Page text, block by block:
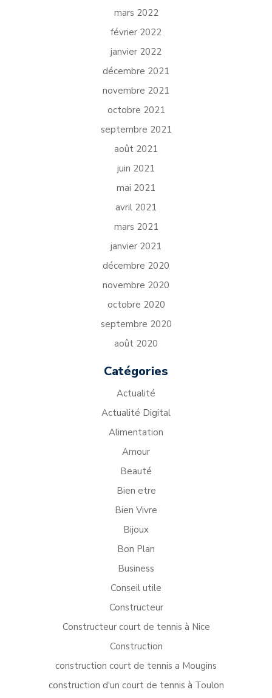
mars 2022
février 2022
janvier 2022
décembre 2021
novembre 2021
octobre 2021
septembre 2021
août 2021
juin 2021
mai 2021
avril 2021
mars 2021
janvier 2021
décembre 2020
novembre 2020
octobre 2020
septembre 2020
août 2020
Catégories
Actualité
Actualité Digital
Alimentation
Amour
Beauté
Bien etre
Bien Vivre
Bijoux
Bon Plan
Business
Conseil utile
Constructeur
Constructeur court de tennis à Nice
Construction
construction court de tennis a Mougins
construction d'un court de tennis à Toulon